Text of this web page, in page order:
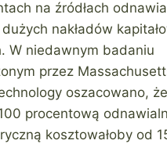
na źródłach
nakładów
W niedawnym badaniu
przez
oszacowano, że
procentową
kosztowałoby od